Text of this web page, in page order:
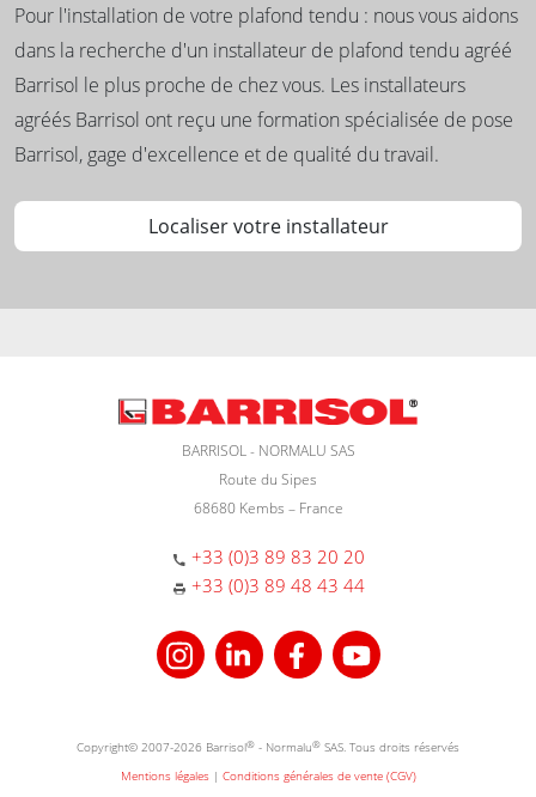
Pour l'installation de votre plafond tendu : nous vous aidons
dans la recherche d'un installateur de plafond tendu agréé
Barrisol le plus proche de chez vous. Les installateurs
agréés Barrisol ont reçu une formation spécialisée de pose
Barrisol, gage d'excellence et de qualité du travail.
Localiser votre installateur
BARRISOL - NORMALU SAS
Route du Sipes
68680 Kembs – France
+33 (0)3 89 83 20 20
+33 (0)3 89 48 43 44
Copyright© 2007-2026 Barrisol® - Normalu® SAS. Tous droits réservés
Mentions légales| Conditions générales de vente (CGV)